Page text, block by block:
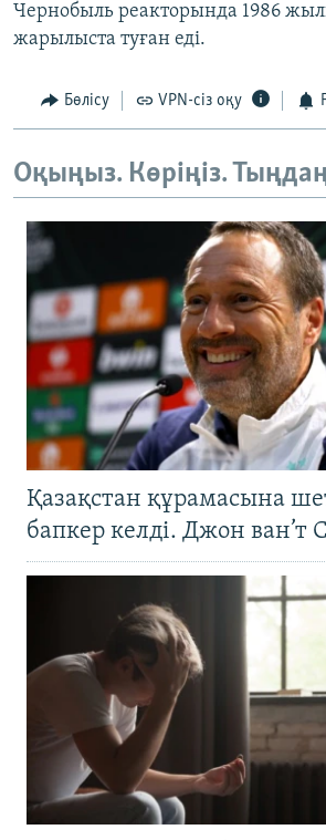
Чернобыль реакторында 1986
жарылыста туған еді.
Бөлісу VPN-сіз оқу
Оқыңыз. Көріңіз.
Қазақстан құрамасына
бапкер келді. Джон ван’т